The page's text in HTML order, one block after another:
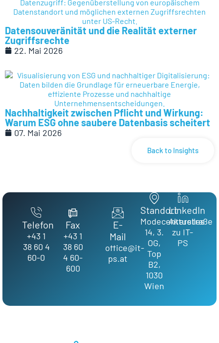
Datensouveränität und die Realität externer
Zugriffsrechte
22. Mai 2026
Nachhaltigkeit zwischen Pflicht und Wirkung:
Warum ESG ohne saubere Datenbasis scheitert
07. Mai 2026
Back to Insights
Telefon
+43 1
38 60 4
60-0
Fax
+43 1
38 60
4 60-
600
E-
Mail
office@it-
ps.at
Standort
Modecenterstraße
14, 3.
OG,
Top
B2,
1030
Wien
LinkedIn
Aktuelles
zu IT-
PS